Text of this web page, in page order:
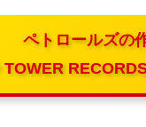
ペトロールズの
TOWER